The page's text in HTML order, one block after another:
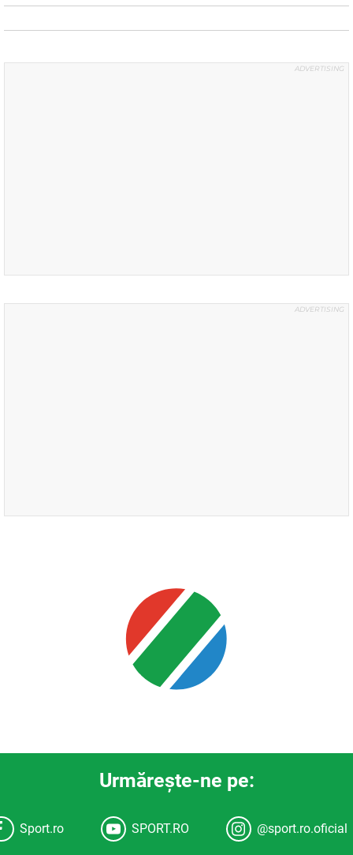
Urmăreşte-ne pe:
Sport.ro SPORT.RO @sport.ro.oficial